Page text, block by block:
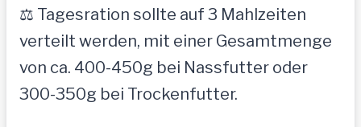
⚖️ Tagesration sollte auf 3 Mahlzeiten
verteilt werden, mit einer Gesamtmenge
von ca. 400-450g bei Nassfutter oder
300-350g bei Trockenfutter.